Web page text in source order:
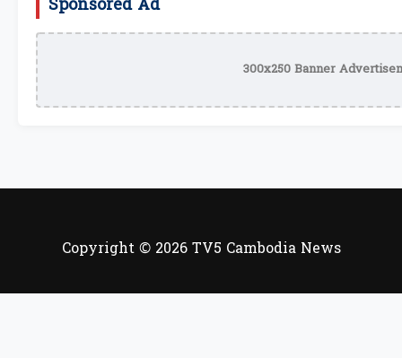
Sponsored Ad
300x250 Banner
Copyright © 2026 TV5 Cambodia News